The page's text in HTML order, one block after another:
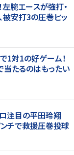
腕エースが強打・
安打3の圧巻ピッ
1対1の好ゲーム！
当たるのはもったい
ロ注目の平田玲翔
ンチで救援圧巻投球